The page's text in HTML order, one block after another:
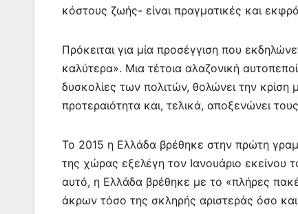
κόστους ζωής- είναι πραγματικές και
Πρόκειται για μία προσέγγιση που
καλύτερα». Μια τέτοια αλαζονική
δυσκολίες των πολιτών, θολώνει την
προτεραιότητα και, τελικά, αποξενώνει
Το 2015 η Ελλάδα βρέθηκε στην πρώτη
της χώρας εξελέγη τον Ιανουάριο
αυτό, η Ελλάδα βρέθηκε με το «πλήρες
άκρων τόσο της σκληρής αριστεράς όσο